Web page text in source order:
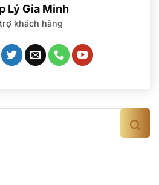
hiện.
Lý Gia Minh
khách hàng